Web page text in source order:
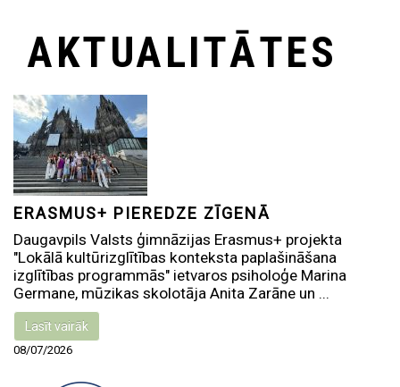
AKTUALITĀTES
ERASMUS+ PIEREDZE ZĪGENĀ
Daugavpils Valsts ģimnāzijas Erasmus+ projekta
"Lokālā kultūrizglītības konteksta paplašināšana
izglītības programmās" ietvaros psiholoģe Marina
Germane, mūzikas skolotāja Anita Zarāne un ...
Lasīt vairāk
08/07/2026